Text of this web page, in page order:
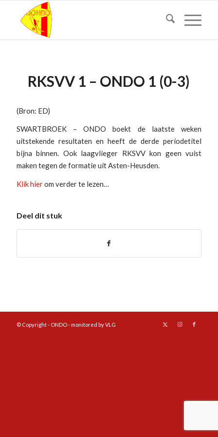
RKSVV 1 – ONDO 1 (0-3)
(Bron: ED)
SWARTBROEK – ONDO boekt de laatste weken
uitstekende resultaten en heeft de derde periodetitel
bijna binnen. Ook laagvlieger RKSVV kon geen vuist
maken tegen de formatie uit Asten-Heusden.
Klik hierom verder te lezen…
Deel dit stuk
© Copyright - ONDO - monitored by VLG